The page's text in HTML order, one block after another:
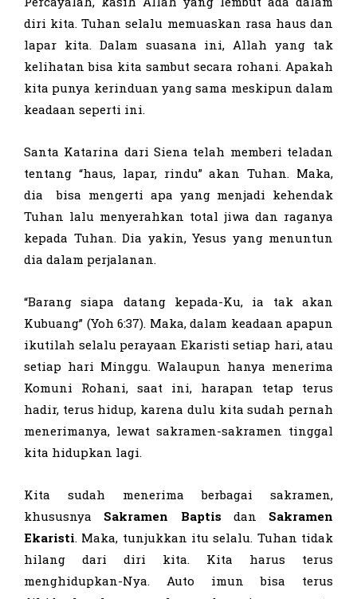
diri kita. Tuhan selalu memuaskan rasa haus dan
lapar kita. Dalam suasana ini, Allah yang tak
kelihatan bisa kita sambut secara rohani. Apakah
kita punya kerinduan yang sama meskipun dalam
keadaan seperti ini.
Santa Katarina dari Siena telah memberi teladan
tentang “haus, lapar, rindu” akan Tuhan. Maka,
dia bisa mengerti apa yang menjadi kehendak
Tuhan lalu menyerahkan total jiwa dan raganya
kepada Tuhan. Dia yakin, Yesus yang menuntun
dia dalam perjalanan.
“Barang siapa datang kepada-Ku, ia tak akan
Kubuang” (Yoh 6:37). Maka, dalam keadaan apapun
ikutilah selalu perayaan Ekaristi setiap hari, atau
setiap hari Minggu. Walaupun hanya menerima
Komuni Rohani, saat ini, harapan tetap terus
hadir, terus hidup, karena dulu kita sudah pernah
menerimanya, lewat sakramen-sakramen tinggal
kita hidupkan lagi.
Kita sudah menerima berbagai sakramen,
khususnya Sakramen Baptis dan Sakramen
Ekaristi. Maka, tunjukkan itu selalu. Tuhan tidak
hilang dari diri kita. Kita harus terus
menghidupkan-Nya. Auto imun bisa terus